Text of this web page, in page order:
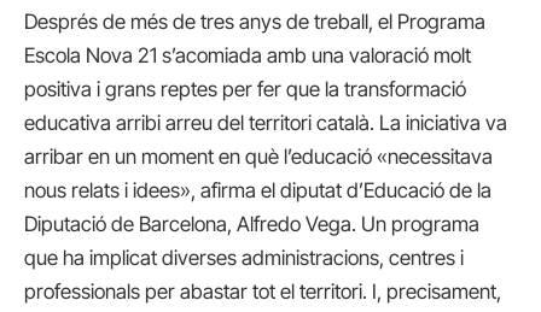
Després de més de tres anys de treball, el Programa
Escola Nova 21 s’acomiada amb una valoració molt
positiva i grans reptes per fer que la transformació
educativa arribi arreu del territori català. La iniciativa va
arribar en un moment en què l’educació «necessitava
nous relats i idees», afirma el diputat d’Educació de la
Diputació de Barcelona, Alfredo Vega. Un programa
que ha implicat diverses administracions, centres i
professionals per abastar tot el territori. I, precisament,